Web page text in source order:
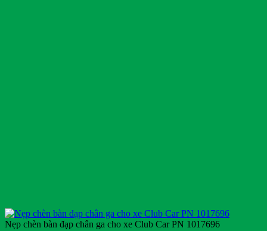
Nẹp chèn bàn đạp chân ga cho xe Club Car PN 1017696